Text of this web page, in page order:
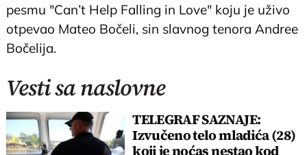
pesmu "Can’t Help Falling in Love" koju je uživo
otpevao Mateo Bočeli, sin slavnog tenora Andree
Bočelija.
Vesti sa naslovne
TELEGRAF SAZNAJE:
Izvučeno telo mladića (28)
koji je noćas nestao kod